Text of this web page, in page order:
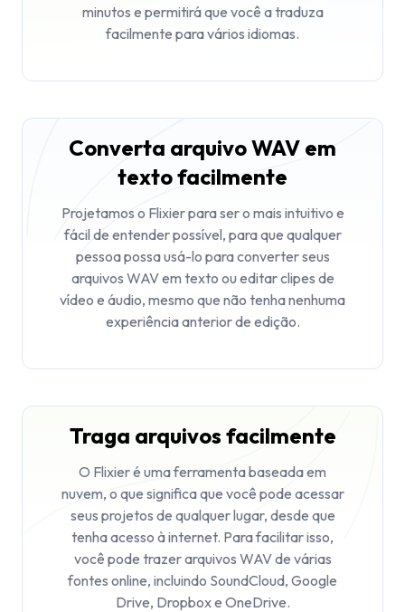
minutos e permitirá que você a traduza
facilmente para vários idiomas.
Converta arquivo WAV em
texto facilmente
Projetamos o Flixier para ser o mais intuitivo e
fácil de entender possível, para que qualquer
pessoa possa usá-lo para converter seus
arquivos WAV em texto ou editar clipes de
vídeo e áudio, mesmo que não tenha nenhuma
experiência anterior de edição.
Traga arquivos facilmente
O Flixier é uma ferramenta baseada em
nuvem, o que significa que você pode acessar
seus projetos de qualquer lugar, desde que
tenha acesso à internet. Para facilitar isso,
você pode trazer arquivos WAV de várias
fontes online, incluindo SoundCloud, Google
Drive, Dropbox e OneDrive.